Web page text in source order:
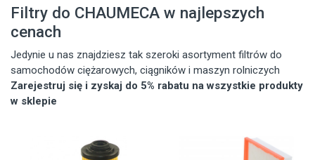
Filtry do CHAUMECA w najlepszych
cenach
Jedynie u nas znajdziesz tak szeroki asortyment filtrów do
samochodów ciężarowych, ciągników i maszyn rolniczych
Zarejestruj się i zyskaj do 5% rabatu na wszystkie produkty
w sklepie